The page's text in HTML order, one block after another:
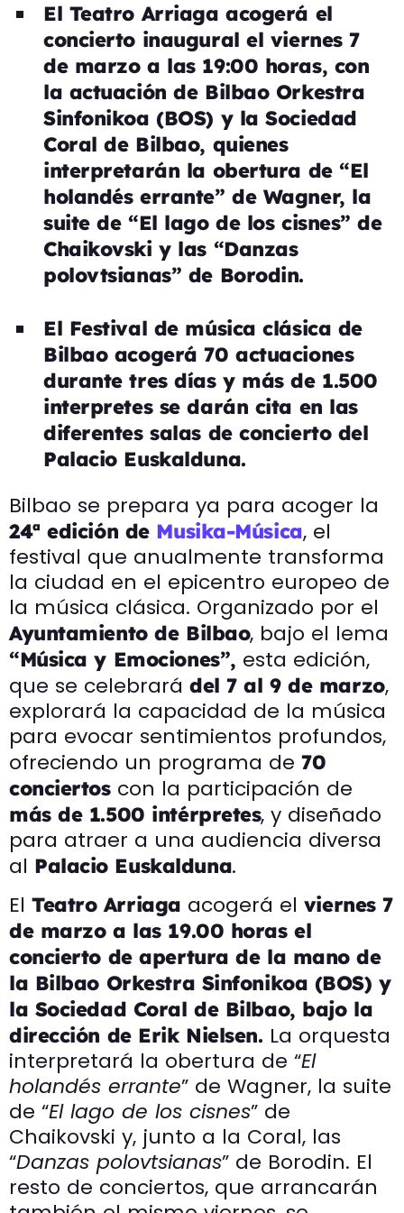
El Teatro Arriaga acogerá el
concierto inaugural el viernes 7
de marzo a las 19:00 horas, con
la actuación de Bilbao Orkestra
Sinfonikoa (BOS) y la Sociedad
Coral de Bilbao, quienes
interpretarán la obertura de “El
holandés errante” de Wagner, la
suite de “El lago de los cisnes” de
Chaikovski y las “Danzas
polovtsianas” de Borodin.
El Festival de música clásica de
Bilbao acogerá 70 actuaciones
durante tres días y más de 1.500
interpretes se darán cita en las
diferentes salas de concierto del
Palacio Euskalduna.
Bilbao se prepara ya para acoger la
24ª edición de Musika-Música, el
festival que anualmente transforma
la ciudad en el epicentro europeo de
la música clásica. Organizado por el
Ayuntamiento de Bilbao, bajo el lema
“Música y Emociones”, esta edición,
que se celebrará del 7 al 9 de marzo,
explorará la capacidad de la música
para evocar sentimientos profundos,
ofreciendo un programa de 70
conciertoscon la participación de
más de 1.500 intérpretes, y diseñado
para atraer a una audiencia diversa
al Palacio Euskalduna.
El Teatro Arriaga acogerá el viernes 7
de marzo a las 19.00 horas el
concierto de apertura de la mano de
la Bilbao Orkestra Sinfonikoa (BOS) y
la Sociedad Coral de Bilbao, bajo la
dirección de Erik Nielsen. La orquesta
interpretará la obertura de “El
holandés errante” de Wagner, la suite
de “El lago de los cisnes” de
Chaikovski y, junto a la Coral, las
“Danzas polovtsianas” de Borodin. El
resto de conciertos, que arrancarán